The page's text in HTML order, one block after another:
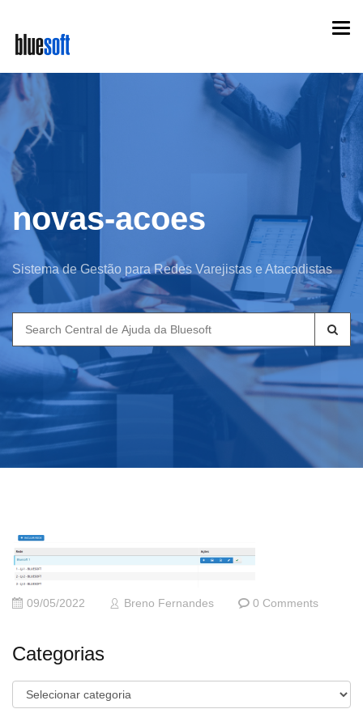
main
content
novas-acoes
Sistema de Gestão para Redes Varejistas e Atacadistas
Search
for:
09/05/2022 Breno Fernandes 0 Comments
Categorias
Categorias